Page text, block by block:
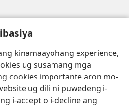
kinamaayohang experience,
ug susamang mga
cookies importante aron mo-
ug dili ni puwedeng i-
i-accept o i-decline ang
LIBRARYA